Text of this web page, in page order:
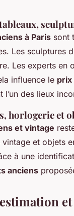
à Paris sont
Les sculptures
Les experts en
influence le prix
l’un des lieux
horlogerie et
et vintage
et objets
à une
anciens